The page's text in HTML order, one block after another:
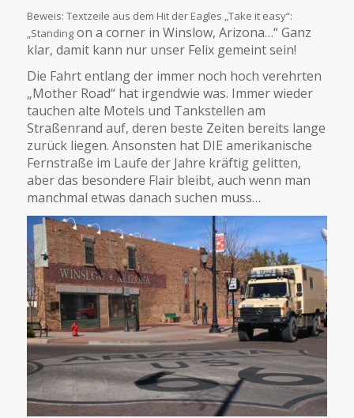
Beweis: Textzeile aus dem Hit der Eagles „Take it easy“:
„Standingon a corner in Winslow, Arizona…“ Ganz
klar, damit kann nur unser Felix gemeint sein!
Die Fahrt entlang der immer noch hoch verehrten
„Mother Road“ hat irgendwie was. Immer wieder
tauchen alte Motels und Tankstellen am
Straßenrand auf, deren beste Zeiten bereits lange
zurück liegen. Ansonsten hat DIE amerikanische
Fernstraße im Laufe der Jahre kräftig gelitten,
aber das besondere Flair bleibt, auch wenn man
manchmal etwas danach suchen muss…